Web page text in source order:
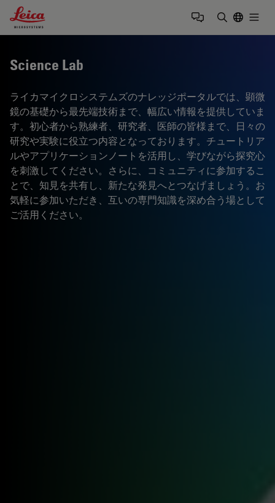
Leica Microsystems Logo
Science Lab
ライカマイクロシステムズのナレッジポータルでは、顕微
鏡の基礎から最先端技術まで、幅広い情報を提供していま
す。初心者から熟練者、研究者、医師の皆様まで、日々の
研究や実験に役立つ内容となっております。チュートリア
ルやアプリケーションノートを活用し、学びながら探究心
を刺激してください。さらに、コミュニティに参加するこ
とで、知見を共有し、新たな発見へとつなげましょう。お
気軽に参加いただき、互いの専門知識を深め合う場として
ご活用ください。